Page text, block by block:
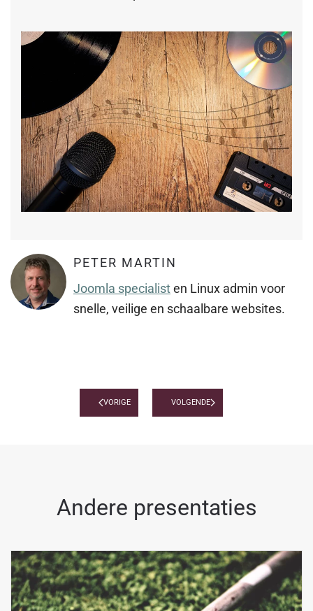
PETER MARTIN
Joomla specialisten Linux admin voor
snelle, veilige en schaalbare websites.
VORIGE VOLGENDE
Andere presentaties